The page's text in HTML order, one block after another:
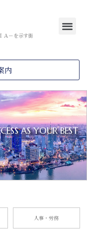
Ａ－を示す街
内
AS YOUR BEST
人事・労務